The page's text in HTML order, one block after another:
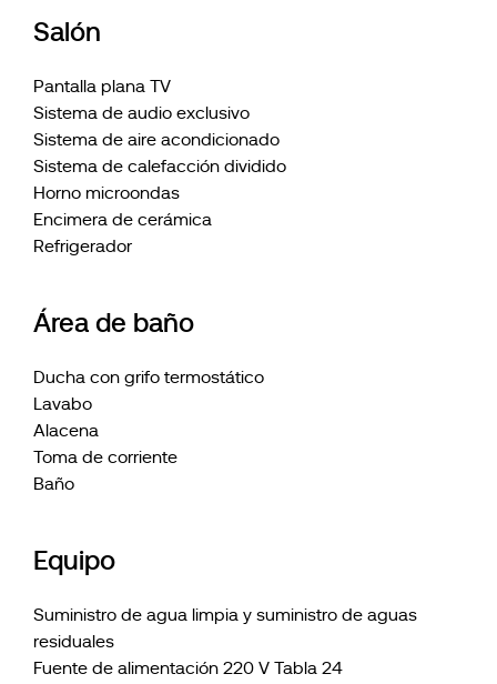
Salón
Pantalla plana TV
Sistema de audio exclusivo
Sistema de aire acondicionado
Sistema de calefacción dividido
Horno microondas
Encimera de cerámica
Refrigerador
Área de baño
Ducha con grifo termostático
Lavabo
Alacena
Toma de corriente
Baño
Equipo
Suministro de agua limpia y suministro de aguas
residuales
Fuente de alimentación 220 V Tabla 24